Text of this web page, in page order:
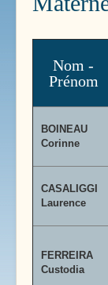
Nom -
Prénom
BOINEAU
Corinne
CASALIGGI
Laurence
FERREIRA
Custodia